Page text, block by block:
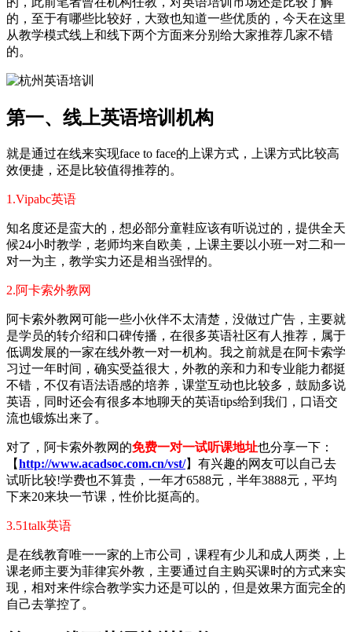
的，至于有哪些比较好，大致也知道一些优质的，今天在这里
从教学模式线上和线下两个方面来分别给大家推荐几家不错
的。
第一、线上英语培训机构
就是通过在线来实现face to face的上课方式，上课方式比较高
效便捷，还是比较值得推荐的。
1.Vipabc英语
知名度还是蛮大的，想必部分童鞋应该有听说过的，提供全天
候24小时教学，老师均来自欧美，上课主要以小班一对二和一
对一为主，教学实力还是相当强悍的。
2.阿卡索外教网
阿卡索外教网可能一些小伙伴不太清楚，没做过广告，主要就
是学员的转介绍和口碑传播，在很多英语社区有人推荐，属于
低调发展的一家在线外教一对一机构。我之前就是在阿卡索学
习过一年时间，确实受益很大，外教的亲和力和专业能力都挺
不错，不仅有语法语感的培养，课堂互动也比较多，鼓励多说
英语，同时还会有很多本地聊天的英语tips给到我们，口语交
流也锻炼出来了。
对了，阿卡索外教网的免费一对一试听课地址也分享一下：
【http://www.acadsoc.com.cn/vst/】有兴趣的网友可以自己去
试听比较!学费也不算贵，一年才6588元，半年3888元，平均
下来20来块一节课，性价比挺高的。
3.51talk英语
是在线教育唯一一家的上市公司，课程有少儿和成人两类，上
课老师主要为菲律宾外教，主要通过自主购买课时的方式来实
现，相对来件综合教学实力还是可以的，但是效果方面完全的
自己去掌控了。